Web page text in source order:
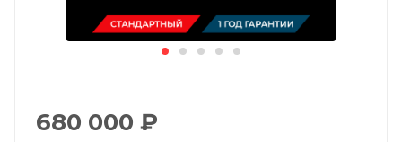
680 000 ₽